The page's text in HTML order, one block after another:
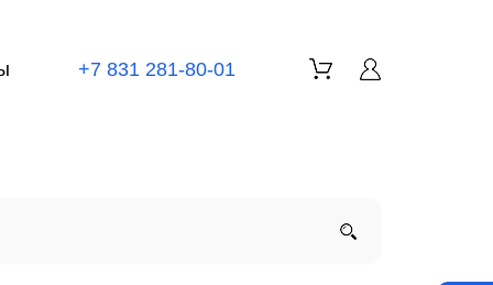
+7 831 281-80-01